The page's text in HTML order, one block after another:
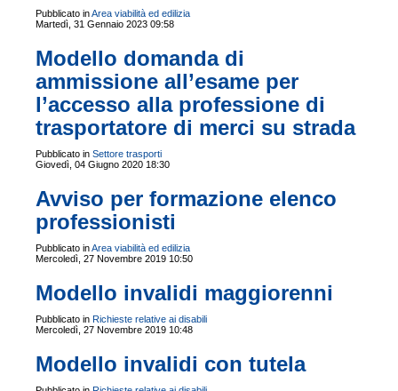
Pubblicato inArea viabilità ed edilizia
Martedì, 31 Gennaio 2023 09:58
Modello domanda di
ammissione all’esame per
l’accesso alla professione di
trasportatore di merci su strada
Pubblicato in Settore trasporti
Giovedì, 04 Giugno 2020 18:30
Avviso per formazione elenco
professionisti
Pubblicato inArea viabilità ed edilizia
Mercoledì, 27 Novembre 2019 10:50
Modello invalidi maggiorenni
Pubblicato in Richieste relative ai disabili
Mercoledì, 27 Novembre 2019 10:48
Modello invalidi con tutela